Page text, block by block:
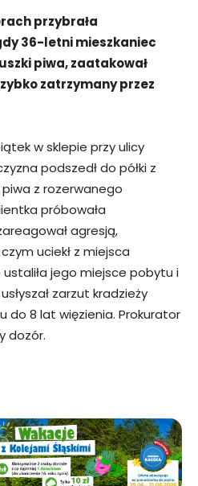
przybrała
36-letni mieszkaniec
piwa, zaatakował
zatrzymany przez
w sklepie przy ulicy
podszedł do półki z
piwa z rozerwanego
próbowała
agresją,
uciekł z miejsca
ustaliła jego miejsce pobytu i
zarzut kradzieży
do 8 lat więzienia. Prokurator
dozór.